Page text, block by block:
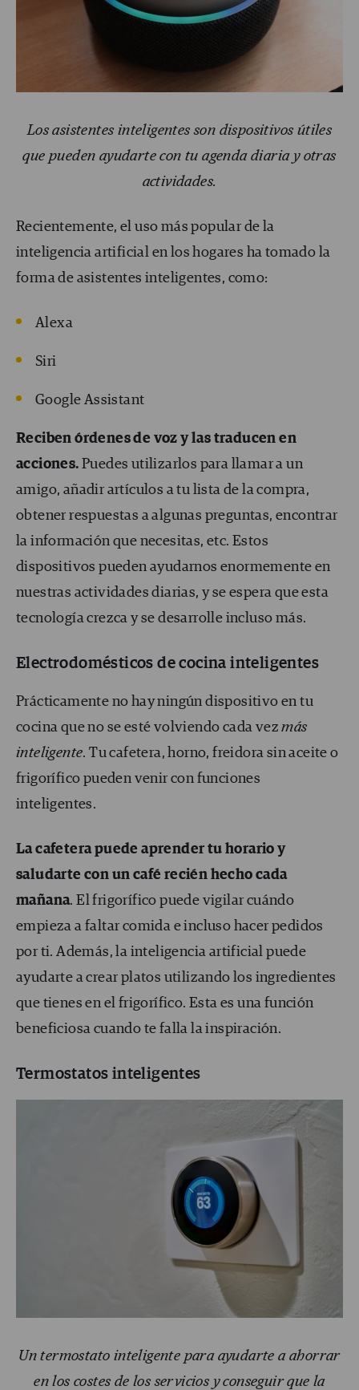
Los asistentes inteligentes son dispositivos útiles
que pueden ayudarte con tu agenda diaria y otras
actividades.
Recientemente, el uso más popular de la
inteligencia artificial en los hogares ha tomado la
forma de asistentes inteligentes, como:
Alexa
Siri
Google Assistant
Reciben órdenes de voz y las traducen en
acciones. Puedes utilizarlos para llamar a un
amigo, añadir artículos a tu lista de la compra,
obtener respuestas a algunas preguntas, encontrar
la información que necesitas, etc. Estos
dispositivos pueden ayudarnos enormemente en
nuestras actividades diarias, y se espera que esta
tecnología crezca y se desarrolle incluso más.
Electrodomésticos de cocina inteligentes
Prácticamente no hay ningún dispositivo en tu
cocina que no se esté volviendo cada vezmás
inteligente. Tu cafetera, horno, freidora sin aceite o
frigorífico pueden venir con funciones
inteligentes.
La cafetera puede aprender tu horario y
saludarte con un café recién hecho cada
mañana. El frigorífico puede vigilar cuándo
empieza a faltar comida e incluso hacer pedidos
por ti. Además, la inteligencia artificial puede
ayudarte a crear platos utilizando los ingredientes
que tienes en el frigorífico. Esta es una función
beneficiosa cuando te falla la inspiración.
Termostatos inteligentes
Un termostato inteligente para ayudarte a ahorrar
en los costes de los servicios y conseguir que la